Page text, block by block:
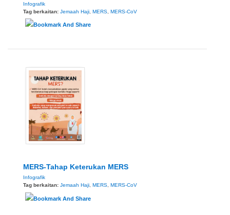
Infografik
Tag berkaitan: Jemaah Haji MERS MERS-CoV
MERS-Tahap Keterukan MERS
Infografik
Tag berkaitan: Jemaah Haji, MERS, MERS-CoV